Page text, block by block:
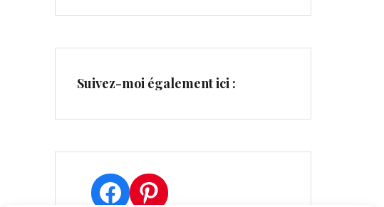
Suivez-moi également ici :
Facebook
Pinterest